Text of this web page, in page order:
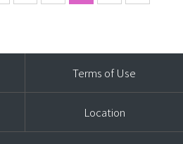
Terms of Use
Location